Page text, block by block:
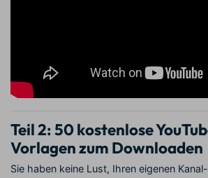
Teil 2:50 kostenlose
Vorlagen zum Downloaden
Sie haben keine Lust, Ihren eigenen